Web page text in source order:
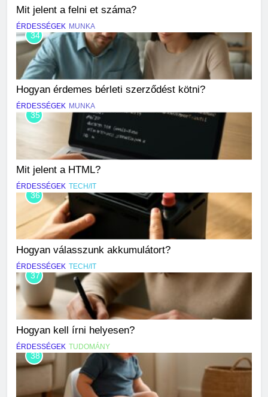
Mit jelent a felni et száma?
ÉRDESSÉGEK MUNKA
34
Hogyan érdemes bérleti szerződést kötni?
ÉRDESSÉGEK MUNKA
35
Mit jelent a HTML?
ÉRDESSÉGEK TECH/IT
36
Hogyan válasszunk akkumulátort?
ÉRDESSÉGEK TECH/IT
37
Hogyan kell írni helyesen?
ÉRDESSÉGEK TUDOMÁNY
38